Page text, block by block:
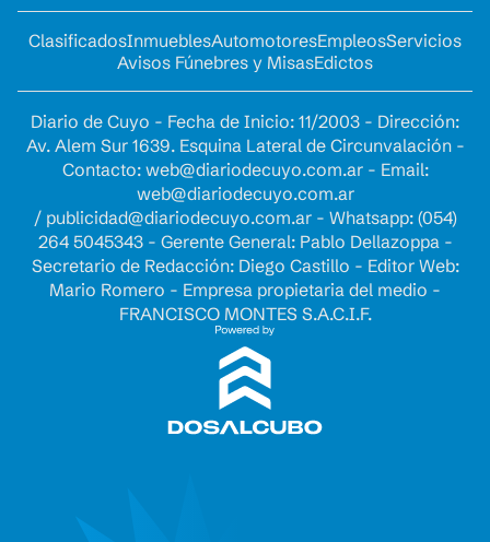
ClasificadosInmueblesAutomotoresEmpleosServicios
Avisos Fúnebres y MisasEdictos
Diario de Cuyo - Fecha de Inicio: 11/2003 - Dirección:
Av. Alem Sur 1639. Esquina Lateral de Circunvalación -
Contacto: web@diariodecuyo.com.ar- Email:
web@diariodecuyo.com.ar
/ publicidad@diariodecuyo.com.ar- Whatsapp: (054)
264 5045343 - Gerente General: Pablo Dellazoppa -
Secretario de Redacción: Diego Castillo - Editor Web:
Mario Romero - Empresa propietaria del medio -
FRANCISCO MONTES S.A.C.I.F.